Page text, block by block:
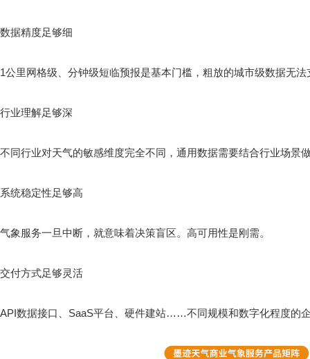
数据精度足够细
1公里网格级、分钟级短临预报是基本门槛，粗放的城市级数据无
行业理解足够深
不同行业对天气的敏感维度完全不同，通用数据需要结合行业场景
系统稳定性足够高
气象服务一旦中断，就意味着决策盲区。高可用性是刚需。
交付方式足够灵活
API数据接口、SaaS平台、硬件建站……不同规模和数字化程度的